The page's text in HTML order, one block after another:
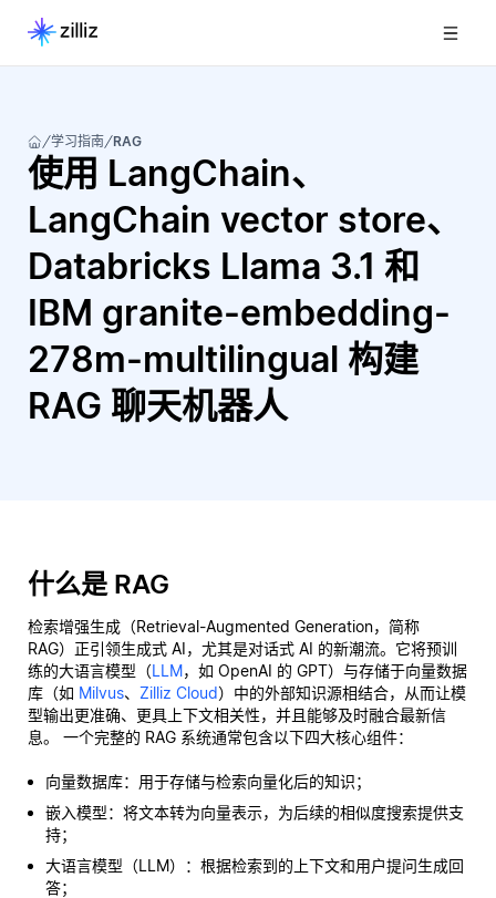
学习指南 RAG
使用 LangChain、
LangChain vector store、
Databricks Llama 3.1 和
IBM granite-embedding-
278m-multilingual 构建
RAG 聊天机器人
什么是 RAG
检索增强生成（Retrieval-Augmented Generation，简称
RAG）正引领生成式 AI，尤其是对话式 AI 的新潮流。它将预训
练的大语言模型（LLM，如 OpenAI 的 GPT）与存储于向量数据
库（如 Milvus、 Zilliz Cloud）中的外部知识源相结合，从而让模
型输出更准确、更具上下文相关性，并且能够及时融合最新信
息。 一个完整的 RAG 系统通常包含以下四大核心组件：
向量数据库：用于存储与检索向量化后的知识；
嵌入模型：将文本转为向量表示，为后续的相似度搜索提供支
持；
大语言模型（LLM）：根据检索到的上下文和用户提问生成回
答；